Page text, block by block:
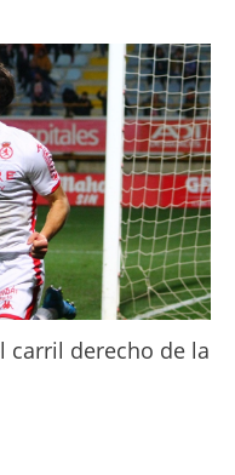
carril derecho de la